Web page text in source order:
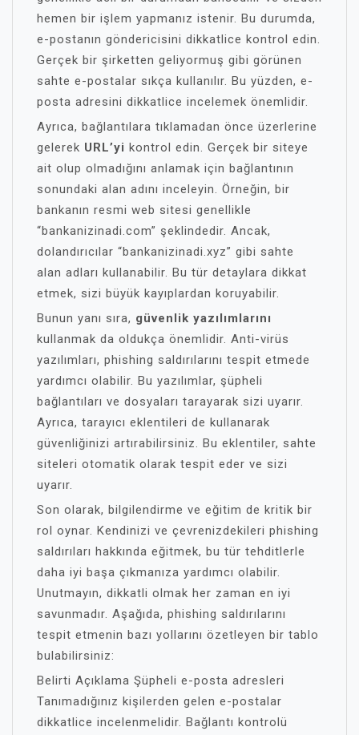
hemen bir işlem yapmanız istenir. Bu durumda,
e-postanın göndericisini dikkatlice kontrol edin.
Gerçek bir şirketten geliyormuş gibi görünen
sahte e-postalar sıkça kullanılır. Bu yüzden, e-
posta adresini dikkatlice incelemek önemlidir.
Ayrıca, bağlantılara tıklamadan önce üzerlerine
gelerek URL’yi kontrol edin. Gerçek bir siteye
ait olup olmadığını anlamak için bağlantının
sonundaki alan adını inceleyin. Örneğin, bir
bankanın resmi web sitesi genellikle
“bankanizinadi.com” şeklindedir. Ancak,
dolandırıcılar “bankanizinadi.xyz” gibi sahte
alan adları kullanabilir. Bu tür detaylara dikkat
etmek, sizi büyük kayıplardan koruyabilir.
Bunun yanı sıra, güvenlik yazılımlarını
kullanmak da oldukça önemlidir. Anti-virüs
yazılımları, phishing saldırılarını tespit etmede
yardımcı olabilir. Bu yazılımlar, şüpheli
bağlantıları ve dosyaları tarayarak sizi uyarır.
Ayrıca, tarayıcı eklentileri de kullanarak
güvenliğinizi artırabilirsiniz. Bu eklentiler, sahte
siteleri otomatik olarak tespit eder ve sizi
uyarır.
Son olarak, bilgilendirme ve eğitim de kritik bir
rol oynar. Kendinizi ve çevrenizdekileri phishing
saldırıları hakkında eğitmek, bu tür tehditlerle
daha iyi başa çıkmanıza yardımcı olabilir.
Unutmayın, dikkatli olmak her zaman en iyi
savunmadır. Aşağıda, phishing saldırılarını
tespit etmenin bazı yollarını özetleyen bir tablo
bulabilirsiniz:
Belirti Açıklama Şüpheli e-posta adresleri
Tanımadığınız kişilerden gelen e-postalar
dikkatlice incelenmelidir. Bağlantı kontrolü